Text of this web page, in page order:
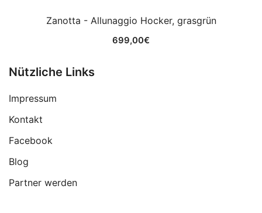
Zanotta - Allunaggio Hocker, grasgrün
699,00€
Nützliche Links
Impressum
Kontakt
Facebook
Blog
Partner werden